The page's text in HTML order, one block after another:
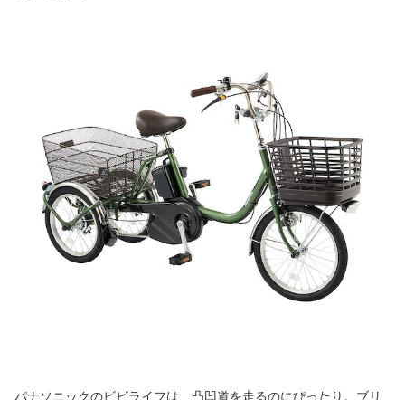
パナソニックのビビライフは、凸凹道を走るのにぴったり。ブリ